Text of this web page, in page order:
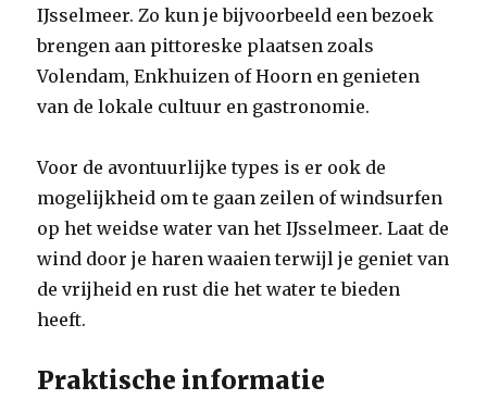
IJsselmeer. Zo kun je bijvoorbeeld een bezoek
brengen aan pittoreske plaatsen zoals
Volendam, Enkhuizen of Hoorn en genieten
van de lokale cultuur en gastronomie.
Voor de avontuurlijke types is er ook de
mogelijkheid om te gaan zeilen of windsurfen
op het weidse water van het IJsselmeer. Laat de
wind door je haren waaien terwijl je geniet van
de vrijheid en rust die het water te bieden
heeft.
Praktische informatie